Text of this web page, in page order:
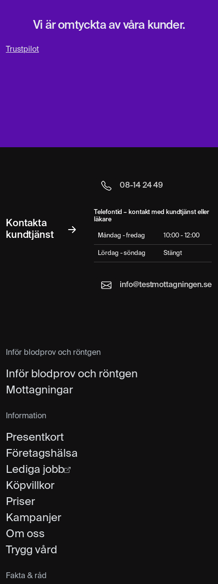
Vi är omtyckta av våra kunder.
Trustpilot
Kontakta
kundtjänst
08-14 24 49
Telefontid – kontakt med kundtjänst eller
läkare
Måndag - fredag 10:00 - 12:00
Lördag - söndag Stängt
info@testmottagningen.se
Inför blodprov och röntgen
Inför blodprov och röntgen
Mottagningar
Information
Presentkort
Företagshälsa
Lediga jobb
Köpvillkor
Priser
Kampanjer
Om oss
Trygg vård
Fakta & råd